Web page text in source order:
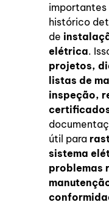
importantes
histórico
de
elétrica.
projetos,
listas de
inspeção,
útil para
sistema
problemas